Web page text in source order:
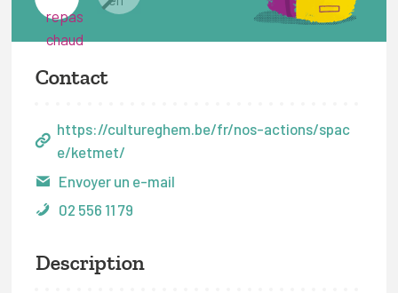
Contact
https://cultureghem.be/fr/nos-actions/spac
e/ketmet/
Envoyer un e-mail
02 556 11 79
Description